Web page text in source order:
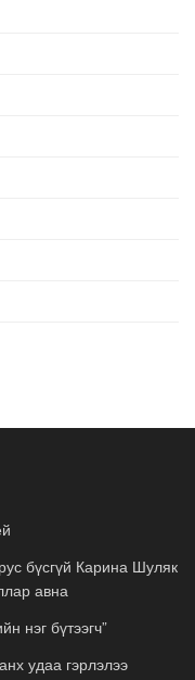
бүсгүй Карина Шуляк
авна
нэг бүтээгч”
удаа гэрлэлээ